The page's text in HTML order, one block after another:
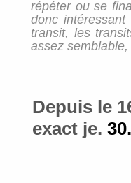
répéter ou se
donc
transit, les
assez
Depuis le
exact je.